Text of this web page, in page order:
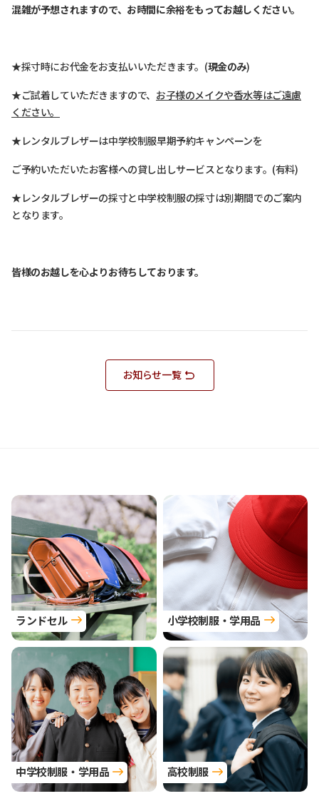
混雑が予想されますので、お時間に余裕をもってお越しください。
★採寸時にお代金をお支払いいただきます。(現金のみ)
★ご試着していただきますので、 お子様のメイクや香水等はご遠慮
ください。
★レンタルブレザーは中学校制服早期予約キャンペーンを
ご予約いただいたお客様への貸し出しサービスとなります。(有料)
★レンタルブレザーの採寸と中学校制服の採寸は別期間でのご案内
となります。
皆様のお越しを心よりお待ちしております。
お知らせ一覧
ランドセル 小学校制服・学用品
中学校制服・学用品 高校制服